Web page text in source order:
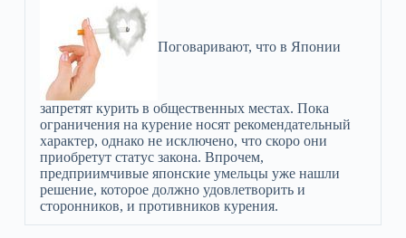
Поговаривают, что в Японии
запретят курить в общественных местах. Пока
ограничения на курение носят рекомендательный
характер, однако не исключено, что скоро они
приобретут статус закона. Впрочем,
предприимчивые японские умельцы уже нашли
решение, которое должно удовлетворить и
сторонников, и противников курения.